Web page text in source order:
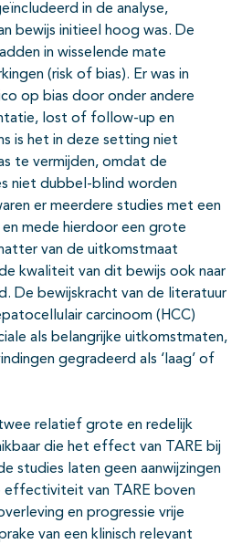
in de analyse,
bewijs initieel hoog was. De
in wisselende mate
(risk of bias). Er was in
op bias door onder andere
lost of follow-up en
is het in deze setting niet
te vermijden, omdat de
niet dubbel-blind worden
er meerdere studies met een
mede hierdoor een grote
van de uitkomstmaat
kwaliteit van dit bewijs ook naar
De bewijskracht van de literatuur
carcinoom (HCC)
als belangrijke uitkomstmaten,
gegradeerd als ‘laag’ of
relatief grote en redelijk
die het effect van TARE bij
studies laten geen aanwijzingen
effectiviteit van TARE boven
en progressie vrije
van een klinisch relevant